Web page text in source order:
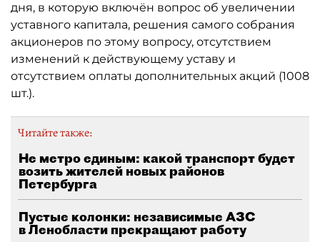
дня, в которую включён вопрос об увеличении
уставного капитала, решения самого собрания
акционеров по этому вопросу, отсутствием
изменений к действующему уставу и
отсутствием оплаты дополнительных акций (1008
шт.).
Читайте также:
Не метро единым: какой транспорт будет
возить жителей новых районов
Петербурга
Пустые колонки: независимые АЗС
в Ленобласти прекращают работу